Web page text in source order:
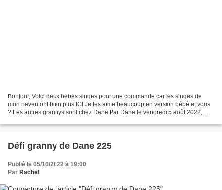
Bonjour, Voici deux bébés singes pour une commande car les singes de
mon neveu ont bien plus ICI Je les aime beaucoup en version bébé et vous
? Les autres grannys sont chez Dane Par Dane le vendredi 5 août 2022,
Défi granny de Dane 225
Publié le 05/10/2022 à 19:00
Par Rachel